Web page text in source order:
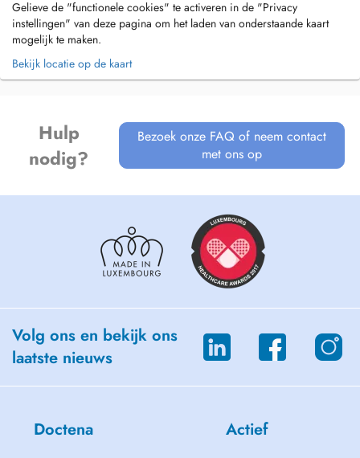
Gelieve de "functionele cookies" te activeren in de "Privacy
instellingen" van deze pagina om het laden van onderstaande kaart
mogelijk te maken.
Bekijk locatie op de kaart
Hulp
nodig?
Bezoek onze FAQ of neem contact
met ons op
Volg ons en bekijk ons
laatste nieuws
Doctena Actief